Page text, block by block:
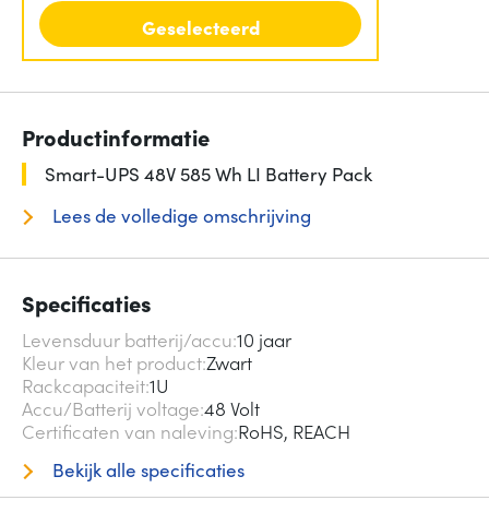
Geselecteerd
Productinformatie
Smart-UPS 48V 585 Wh LI Battery Pack
Lees de volledige omschrijving
Specificaties
Levensduur batterij/accu 10 jaar
Kleur van het productZwart
Rackcapaciteit1U
Accu/Batterij voltage 48 Volt
Certificaten van naleving RoHS, REACH
Bekijk alle specificaties